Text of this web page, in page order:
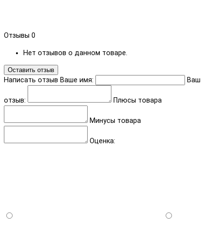
Отзывы 0
Нет отзывов о данном товаре.
Оставить отзыв
Написать отзыв Ваше имя: Ваш
отзыв: Плюсы товара
Минусы товара
Оценка: